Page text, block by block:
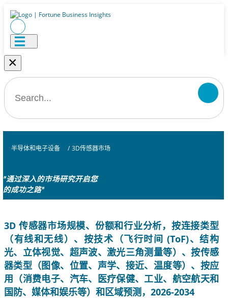
×
半导体和电子设备 / 3D传感器市场
"通过深入的市场研究开启您
的成功之路"
3D 传感器市场规模、份额和行业分析，按连接类型
（有线和无线）、按技术（飞行时间 (ToF)、结构
光、立体视觉、超声波、激光三角测量等）、按传感
器类型（图像、位置、声学、接近、温度等）、按应
用（消费电子、汽车、医疗保健、工业、航空航天和
国防、媒体和娱乐等）和区域预测，2026-2034